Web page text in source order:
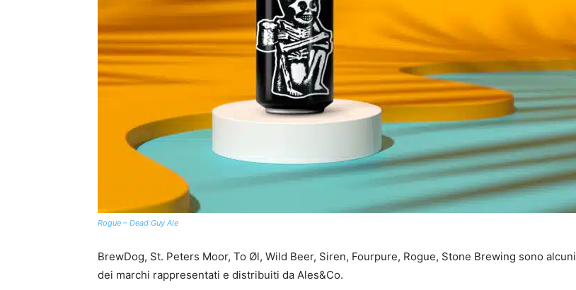
Rogue – Dead Guy Ale
BrewDog, St. Peters Moor, To Øl, Wild Beer, Siren, Fourpure, Rogue, Stone Brewing sono alcuni
dei marchi rappresentati e distribuiti da Ales&Co.